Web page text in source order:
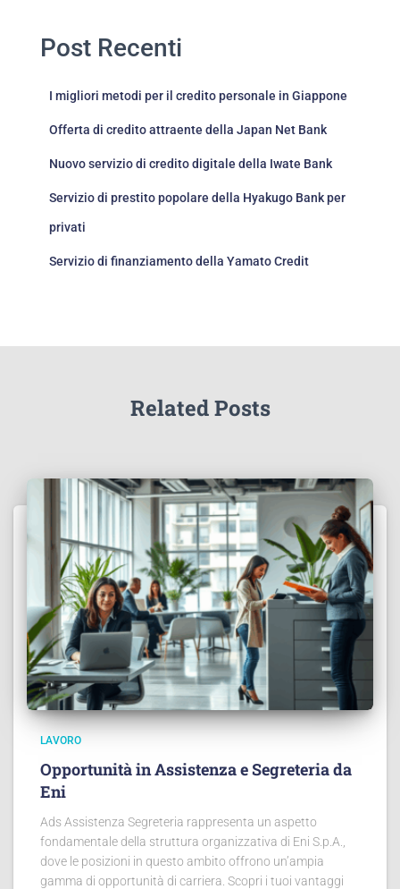
Post Recenti
I migliori metodi per il credito personale in Giappone
Offerta di credito attraente della Japan Net Bank
Nuovo servizio di credito digitale della Iwate Bank
Servizio di prestito popolare della Hyakugo Bank per
privati
Servizio di finanziamento della Yamato Credit
Related Posts
LAVORO
Opportunità in Assistenza e Segreteria da
Eni
Ads Assistenza Segreteria rappresenta un aspetto
fondamentale della struttura organizzativa di Eni S.p.A.,
dove le posizioni in questo ambito offrono un’ampia
gamma di opportunità di carriera. Scopri i tuoi vantaggi